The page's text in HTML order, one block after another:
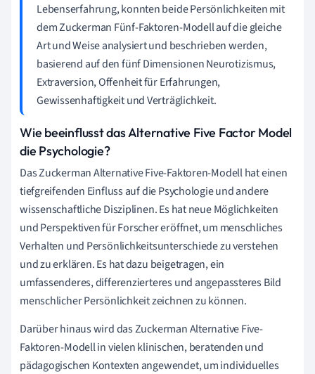
Lebenserfahrung, konnten beide Persönlichkeiten mit
dem Zuckerman Fünf-Faktoren-Modell auf die gleiche
Art und Weise analysiert und beschrieben werden,
basierend auf den fünf Dimensionen Neurotizismus,
Extraversion, Offenheit für Erfahrungen,
Gewissenhaftigkeit und Verträglichkeit.
Wie beeinflusst das Alternative Five Factor Model
die Psychologie?
Das Zuckerman Alternative Five-Faktoren-Modell hat einen
tiefgreifenden Einfluss auf die Psychologie und andere
wissenschaftliche Disziplinen. Es hat neue Möglichkeiten
und Perspektiven für Forscher eröffnet, um menschliches
Verhalten und Persönlichkeitsunterschiede zu verstehen
und zu erklären. Es hat dazu beigetragen, ein
umfassenderes, differenzierteres und angepassteres Bild
menschlicher Persönlichkeit zeichnen zu können.
Darüber hinaus wird das Zuckerman Alternative Five-
Faktoren-Modell in vielen klinischen, beratenden und
pädagogischen Kontexten angewendet, um individuelles